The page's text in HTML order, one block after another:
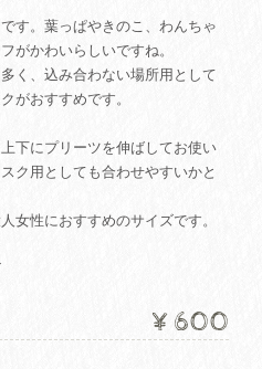
す。葉っぱやきのこ、わんちゃ
がかわいらしいですね。
く、込み合わない場所用として
がおすすめです。
下にプリーツを伸ばしてお使い
ク用としても合わせやすいかと
女性におすすめのサイズです。
¥600